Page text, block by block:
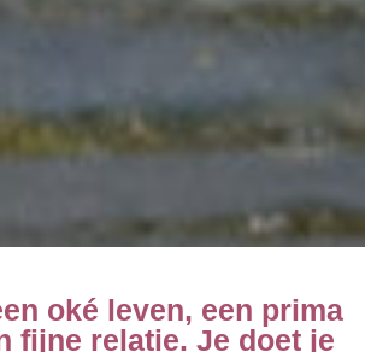
oké leven, een prima
fijne relatie. Je doet je